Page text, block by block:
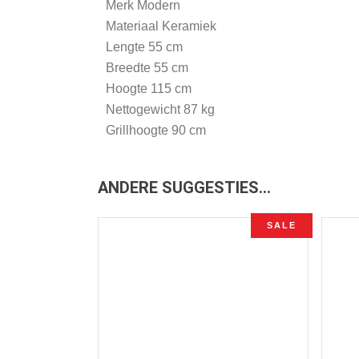
Merk Modern
Materiaal Keramiek
Lengte 55 cm
Breedte 55 cm
Hoogte 115 cm
Nettogewicht 87 kg
Grillhoogte 90 cm
ANDERE SUGGESTIES…
SALE